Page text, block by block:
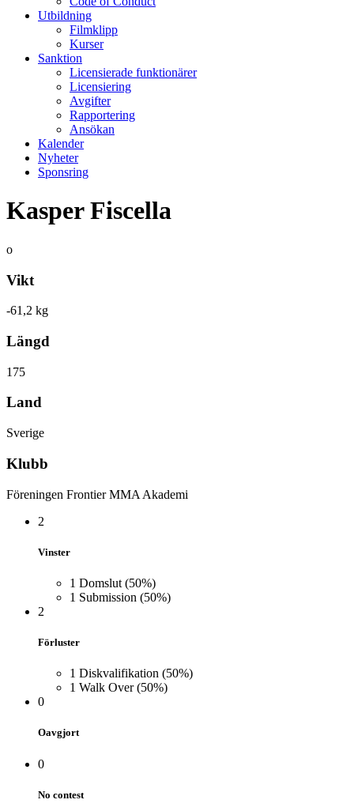
Utbildning
Filmklipp
Kurser
Sanktion
Licensierade funktionärer
Licensiering
Avgifter
Rapportering
Ansökan
Kalender
Nyheter
Sponsring
Kasper Fiscella
o
Vikt
-61,2 kg
Längd
175
Land
Sverige
Klubb
Föreningen Frontier MMA Akademi
2
Vinster
1 Domslut (50%)
1 Submission (50%)
2
Förluster
1 Diskvalifikation (50%)
1 Walk Over (50%)
0
Oavgjort
0
No contest